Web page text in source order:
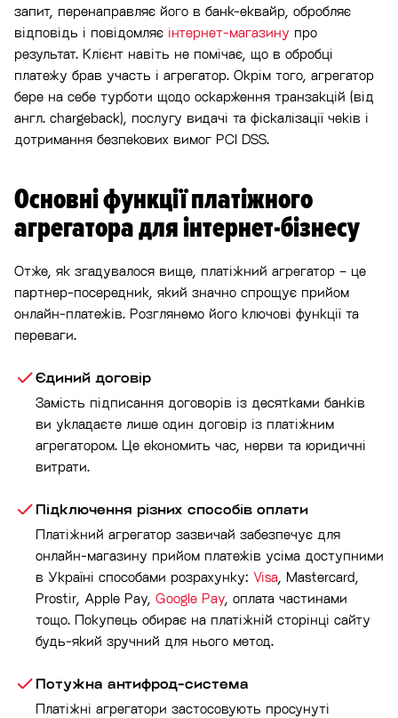
запит, перенаправляє його в банк-еквайр, обробляє
відповідь і повідомляє інтернет-магазину про
результат. Клієнт навіть не помічає, що в обробці
платежу брав участь і агрегатор. Окрім того, агрегатор
бере на себе турботи щодо оскарження транзакцій (від
англ. chargeback), послугу видачі та фіскалізації чеків і
дотримання безпекових вимог PCI DSS.
Основні функції платіжного
агрегатора для інтернет-бізнесу
Отже, як згадувалося вище, платіжний агрегатор − це
партнер-посередник, який значно спрощує прийом
онлайн-платежів. Розглянемо його ключові функції та
переваги.
Єдиний договір
Замість підписання договорів із десятками банків
ви укладаєте лише один договір із платіжним
агрегатором. Це економить час, нерви та юридичні
витрати.
Підключення різних способів оплати
Платіжний агрегатор зазвичай забезпечує для
онлайн-магазину прийом платежів усіма доступними
в Україні способами розрахунку: Visa, Mastercard,
Prostir, Apple Pay, Google Pay, оплата частинами
тощо. Покупець обирає на платіжній сторінці сайту
будь-який зручний для нього метод.
Потужна антифрод-система
Платіжні агрегатори застосовують просунуті